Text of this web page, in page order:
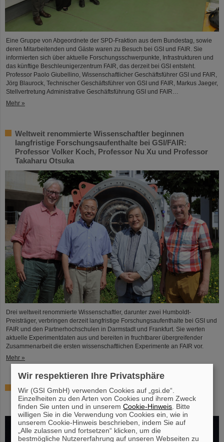
Eine Gruppe von Abgeordnete der SPD-Fraktion aus dem Bundestag, sowie
deren Mitarbeitenden und Gäste waren zu Besuch bei GSI und FAIR. Sie
informierten sich über aktuelle Forschungsschwerpunkte, Infrastrukturen und
das künftige Beschleunigerzentrum FAIR, das derzeit bei GSI entsteht.
Professor Paolo Giubellino, Wissenschaftlicher Geschäftsführer GSI und FAIR,
Jörg Blaurock, Technischer Geschäftsführer von GSI und FAIR, Markus Jaeger,
Stellvertretung Administrative Geschäftsführung GSI und FAIR…
Mehr »
Weltweit renommierte Wissenschaftler beginnen
langfristige Forschungsaufenthalte bei GSI/FAIR:
Professor Volker Koch, Professor Nu Xu und Professor
Takaharu Otsuka
Drei weltweit renommierte Wissenschaftler, darunter zwei Humboldt-
Preisträger, verbringen derzeit langfristige Forschungsaufenthalte bei GSI und
FAIR und den Partnerhochschulen in Darmstadt und Frankfurt. Sie werten
aktuelle Experimentdaten aus und bereiten in fruchtbarer übergreifender
Zusammenarbeit die ersten wissenschaftlichen Experimente an FAIR vor.
Mehr »
Hohe Auszeichnung für Professor Marco Durante:
Kaplan-Preis für herausragende Leistungen in der
Strahlenforschung
Wir respektieren Ihre Privatsphäre
Wir (GSI GmbH) verwenden Cookies auf „gsi.de“.
Einzelheiten zu den Arten von Cookies und ihrem Zweck
finden Sie unten und in unseremCookie-Hinweis . Bitte
willigen Sie in die Verwendung von Cookies ein, wie in
unserem Cookie-Hinweis beschrieben, indem Sie auf
„Alle zulassen und fortsetzen“ klicken, um die
bestmögliche Nutzererfahrung auf unseren Webseiten zu